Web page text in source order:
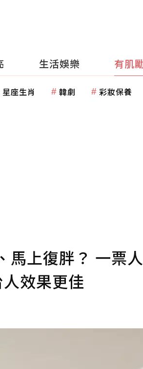
生活娛樂 有肌
星座生肖 韓劇 彩妝保養
馬上復胖？ 一票
人效果更佳